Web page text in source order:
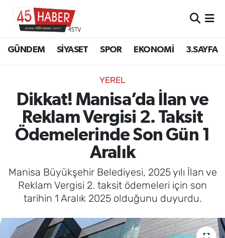
GÜNDEM SİYASET SPOR EKONOMİ 3.SAYFA
YEREL
Dikkat! Manisa’da İlan ve
Reklam Vergisi 2. Taksit
Ödemelerinde Son Gün 1
Aralık
Manisa Büyükşehir Belediyesi, 2025 yılı İlan ve
Reklam Vergisi 2. taksit ödemeleri için son
tarihin 1 Aralık 2025 olduğunu duyurdu.
SİYASET
SPOR
EKONOMİ
3.SAYFA
EĞİTİM
SAĞLIK
YAŞAM
Manisa Hava Durumu
Manisa Namaz Vakitleri
Manisa Trafik Yoğunluk Haritası
Süper Lig Puan Durumu ve Fikstür
Tüm Manşetler
Son Dakika Haberleri
Haber Arşivi